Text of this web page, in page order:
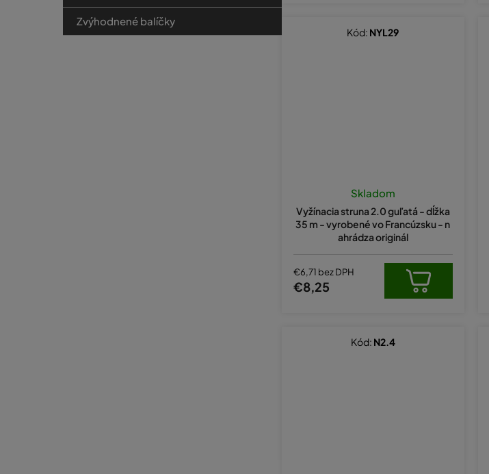
Zvýhodnené balíčky
Vyžínacia struna 2.0 guľatá - dĺžka
35 m - vyrobené vo Francúzsku - n
ahrádza originál
Skladom
€6,71 bez DPH
€8,25
Kód: NYL29
Kód: N2.4